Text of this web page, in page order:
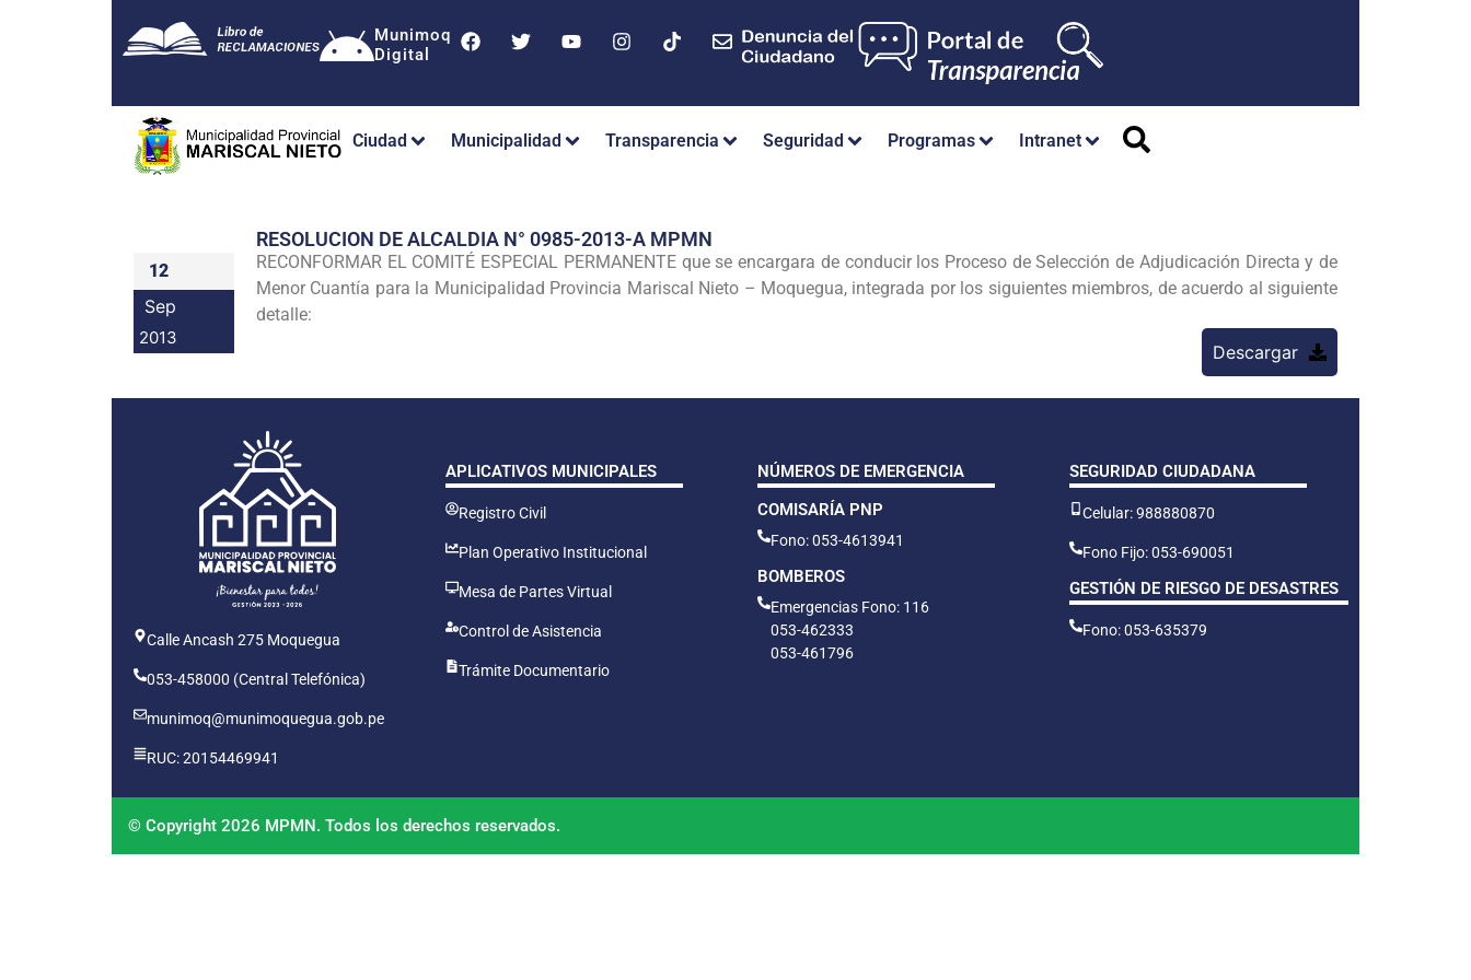
Munimoq
Digital
Ciudad Municipalidad Transparencia Seguridad Programas Intranet
12
Sep
2013
RESOLUCION DE ALCALDIA N° 0985-2013-A MPMN
RECONFORMAR EL COMITÉ ESPECIAL PERMANENTE que se encargara de conducir los Proceso de Selección de Adjudicación Directa y de
Menor Cuantía para la Municipalidad Provincia Mariscal Nieto – Moquegua, integrada por los siguientes miembros, de acuerdo al siguiente
detalle:
Descargar
Calle Ancash 275 Moquegua
053-458000 (Central Telefónica)
munimoq@munimoquegua.gob.pe
RUC: 20154469941
APLICATIVOS MUNICIPALES
Registro Civil
Plan Operativo Institucional
Mesa de Partes Virtual
Control de Asistencia
Trámite Documentario
NÚMEROS DE EMERGENCIA
COMISARÍA PNP
Fono: 053-4613941
BOMBEROS
Emergencias Fono: 116
053-462333
053-461796
SEGURIDAD CIUDADANA
Celular: 988880870
Fono Fijo: 053-690051
GESTIÓN DE RIESGO DE DESASTRES
Fono: 053-635379
© Copyright 2026 MPMN. Todos los derechos reservados.